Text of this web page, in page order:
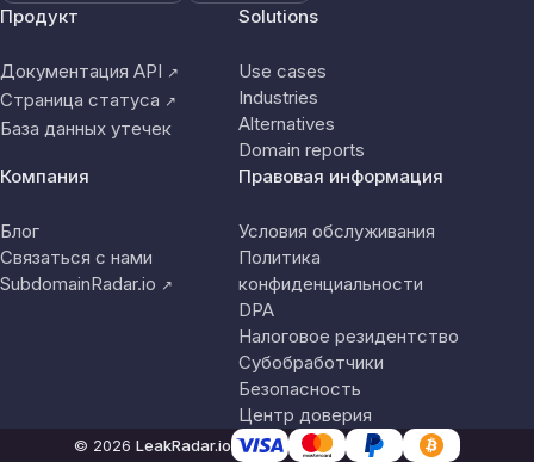
Продукт
Документация API ↗
Страница статуса ↗
База данных утечек
Solutions
Use cases
Industries
Alternatives
Domain reports
Компания
Блог
Связаться с нами
SubdomainRadar.io ↗
Правовая информация
Условия обслуживания
Политика
конфиденциальности
DPA
Налоговое резидентство
Субобработчики
Безопасность
Центр доверия
© 2026 LeakRadar.io